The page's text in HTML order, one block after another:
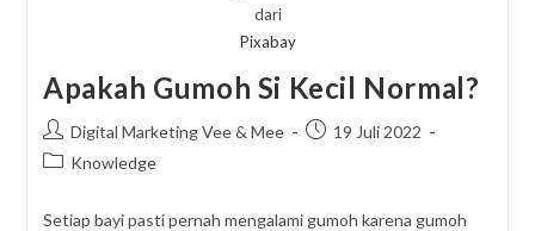
dari
Pixabay
Apakah Gumoh Si Kecil Normal?
Post
author:
Digital Marketing Vee & Mee
Post19 Juli 2022
PostKnowledge
Setiap bayi pasti pernah mengalami gumoh karena gumoh